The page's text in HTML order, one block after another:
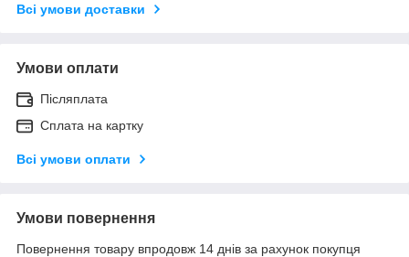
Всі умови доставки
Умови оплати
Післяплата
Сплата на картку
Всі умови оплати
Умови повернення
Повернення товару впродовж 14 днів за рахунок покупця